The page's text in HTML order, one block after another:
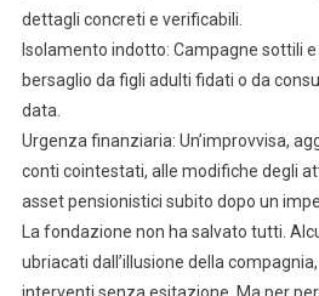
dettagli concreti e verificabili.
Isolamento indotto: Campagne sottili
bersaglio da figli adulti fidati o da
data.
Urgenza finanziaria: Un’improvvisa,
conti cointestati, alle modifiche degli
asset pensionistici subito dopo un
La fondazione non ha salvato tutti.
ubriacati dall’illusione della